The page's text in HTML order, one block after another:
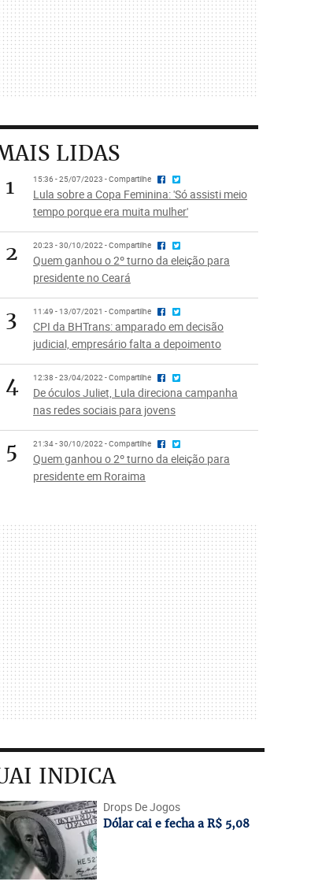
LIDAS
1
15:36 - 25/07/2023 - Compartilhe
Lula sobre a Copa Feminina: 'Só assisti meio
tempo porque era muita mulher'
2 20:23 - 30/10/2022 - Compartilhe
Quem ganhou o 2º turno da eleição para
presidente no Ceará
3 11:49 - 13/07/2021 - Compartilhe
CPI da BHTrans: amparado em decisão
judicial, empresário falta a depoimento
4 12:38 - 23/04/2022 - Compartilhe
De óculos Juliet, Lula direciona campanha
nas redes sociais para jovens
5 21:34 - 30/10/2022 - Compartilhe
Quem ganhou o 2º turno da eleição para
presidente em Roraima
INDICA
Drops De Jogos
Dólar cai e fecha a R$ 5,08